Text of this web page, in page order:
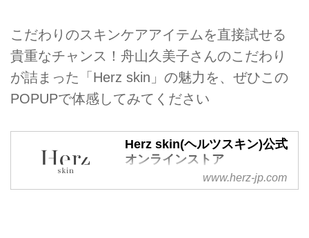
こだわりのスキンケアアイテムを直接試せる
貴重なチャンス！舟山久美子さんのこだわり
が詰まった「Herz skin」の魅力を、ぜひこの
POPUPで体感してみてください
Herz skin(ヘルツスキン)公式
オンラインストア
肌から、心と暮らしをすこやか
www.herz-jp.com